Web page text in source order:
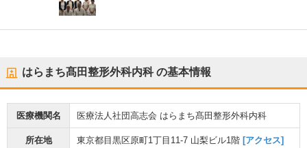
はらまち髙田整形外科内科の基本情報
医療機関名 医療法人社団高志会 はらまち髙田整形外科内科
所在地 東京都目黒区原町1丁目11-7 山梨ビル1階 [アクセス]